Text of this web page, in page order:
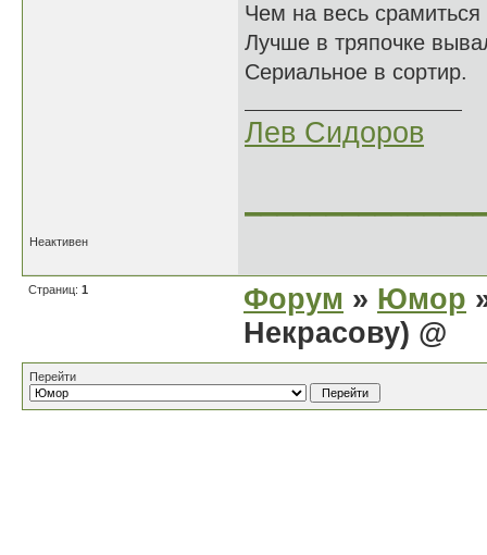
Чем на весь
Лучше в тряпочке
Сериальное в сортир.
Лев Сидоров
Неактивен
Страниц: 1 Форум » Юмор
Некрасову) @
Перейти